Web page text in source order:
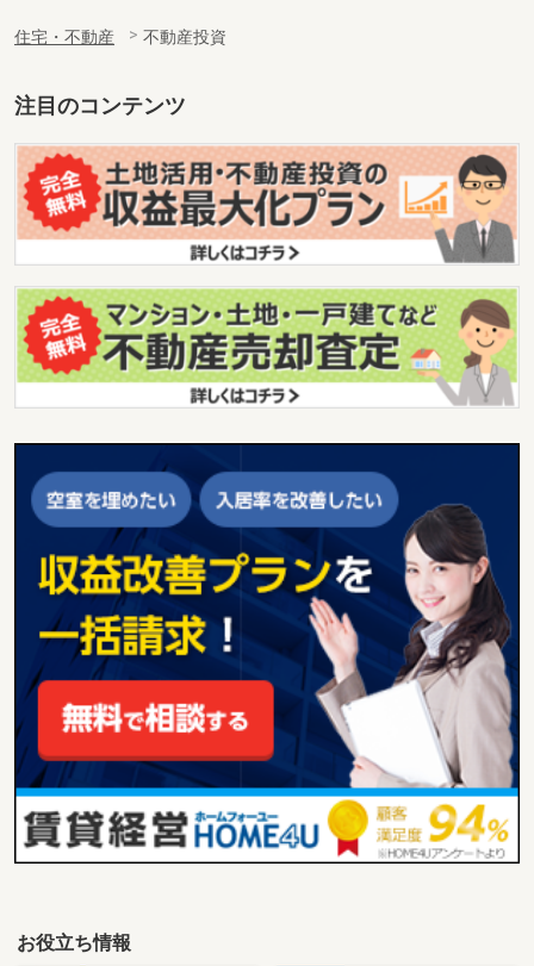
住宅・不動産 不動産投資
注目のコンテンツ
お役立ち情報